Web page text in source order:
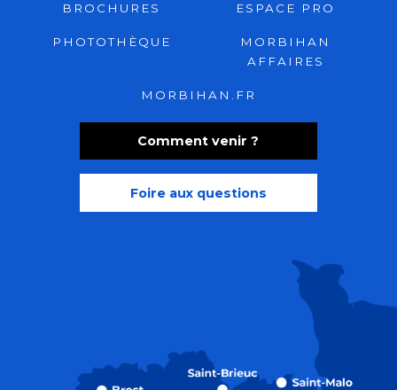
Comment venir ?
Foire aux questions
BROCHURES ESPACE PRO
PHOTOTHÈQUE
MORBIHAN
AFFAIRES
MORBIHAN.FR